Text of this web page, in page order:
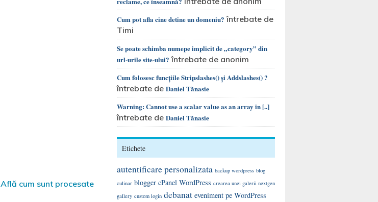
Află cum sunt procesate
Cum pot afla cine detine un domeniu? întrebate de
Timi
Se poate schimba numepe implicit de „category” din
url-urile site-ului? întrebate de anonim
Cum folosesc funcțiile Stripslashes() și Addslashes() ?
întrebate de Daniel Tănasie
Warning: Cannot use a scalar value as an array in [..]
întrebate de Daniel Tănasie
Etichete
autentificare personalizata backup wordpress blog
culinar blogger cPanel WordPress crearea unei galerii nextgen
gallery custom login debanat eveniment pe WordPress